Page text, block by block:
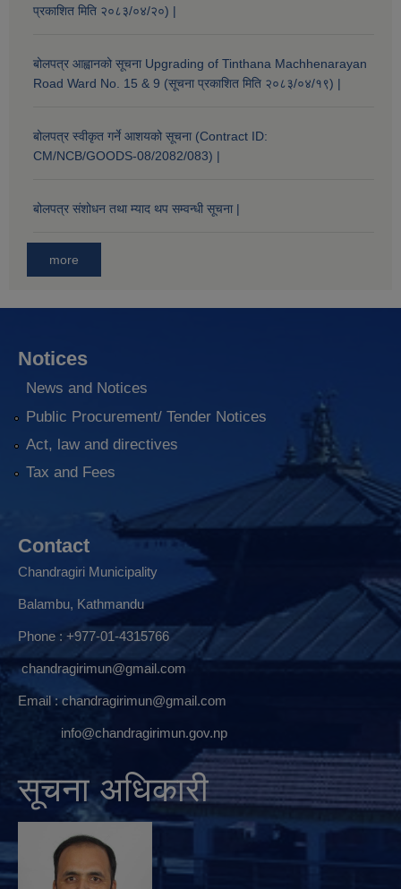
प्रकाशित मिति २०८३/०४/२०) |
बोलपत्र आह्वानको सूचना Upgrading of Tinthana Machhenarayan
Road Ward No. 15 & 9 (सूचना प्रकाशित मिति २०८३/०४/१९) |
बोलपत्र स्वीकृत गर्ने आशयको सूचना (Contract ID:
CM/NCB/GOODS-08/2082/083) |
बोलपत्र संशोधन तथा म्याद थप सम्वन्धी सूचना |
more
Notices
News and Notices
Public Procurement/ Tender Notices
Act, law and directives
Tax and Fees
Contact
Chandragiri Municipality
Balambu, Kathmandu
Phone : +977-01-4315766
chandragirimun@gmail.com
Email :chandragirimun@gmail.com
info@chandragirimun.gov.np
सूचना अधिकारी